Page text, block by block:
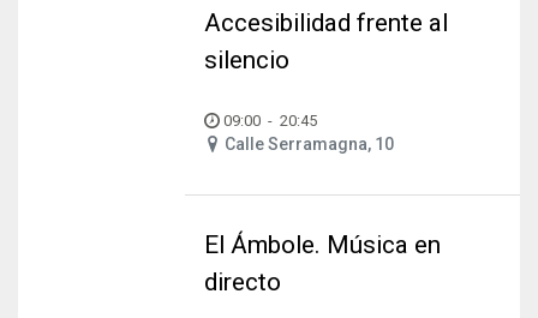
Accesibilidad frente al
silencio
09:00 -20:45
Calle Serramagna, 10
El Ámbole. Música en
directo